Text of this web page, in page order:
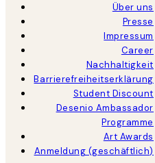
Über uns
Presse
Impressum
Career
Nachhaltigkeit
Barrierefreiheitserklärung
Student Discount
Desenio Ambassador
Programme
Art Awards
Anmeldung (geschäftlich)